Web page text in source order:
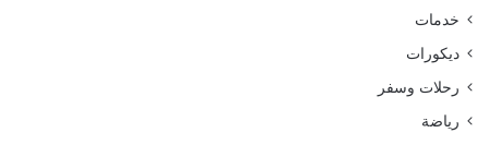
خدمات
ديكورات
رحلات وسفر
رياضة